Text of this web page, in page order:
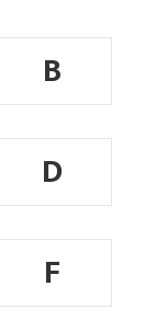
B
D
F